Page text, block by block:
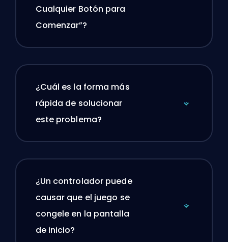
Cualquier Botón para
Comenzar”?
¿Cuál es la forma más
rápida de solucionar
este problema?
¿Un controlador puede
causar que el juego se
congele en la pantalla
de inicio?